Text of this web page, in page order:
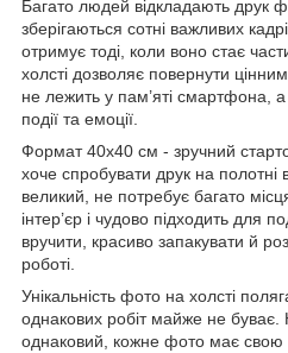
Багато людей відкладають друк
зберігаються сотні важливих
отримує тоді, коли воно стає
холсті дозволяє повернути
не лежить у пам’яті смартфона,
події та емоції.
Формат 40х40 см - зручний
хоче спробувати друк на
великий, не потребує багато
інтер’єр і чудово підходить для
вручити, красиво запакувати й
роботі.
Унікальність фото на холсті
однакових робіт майже не
однаковий, кожне фото має свою